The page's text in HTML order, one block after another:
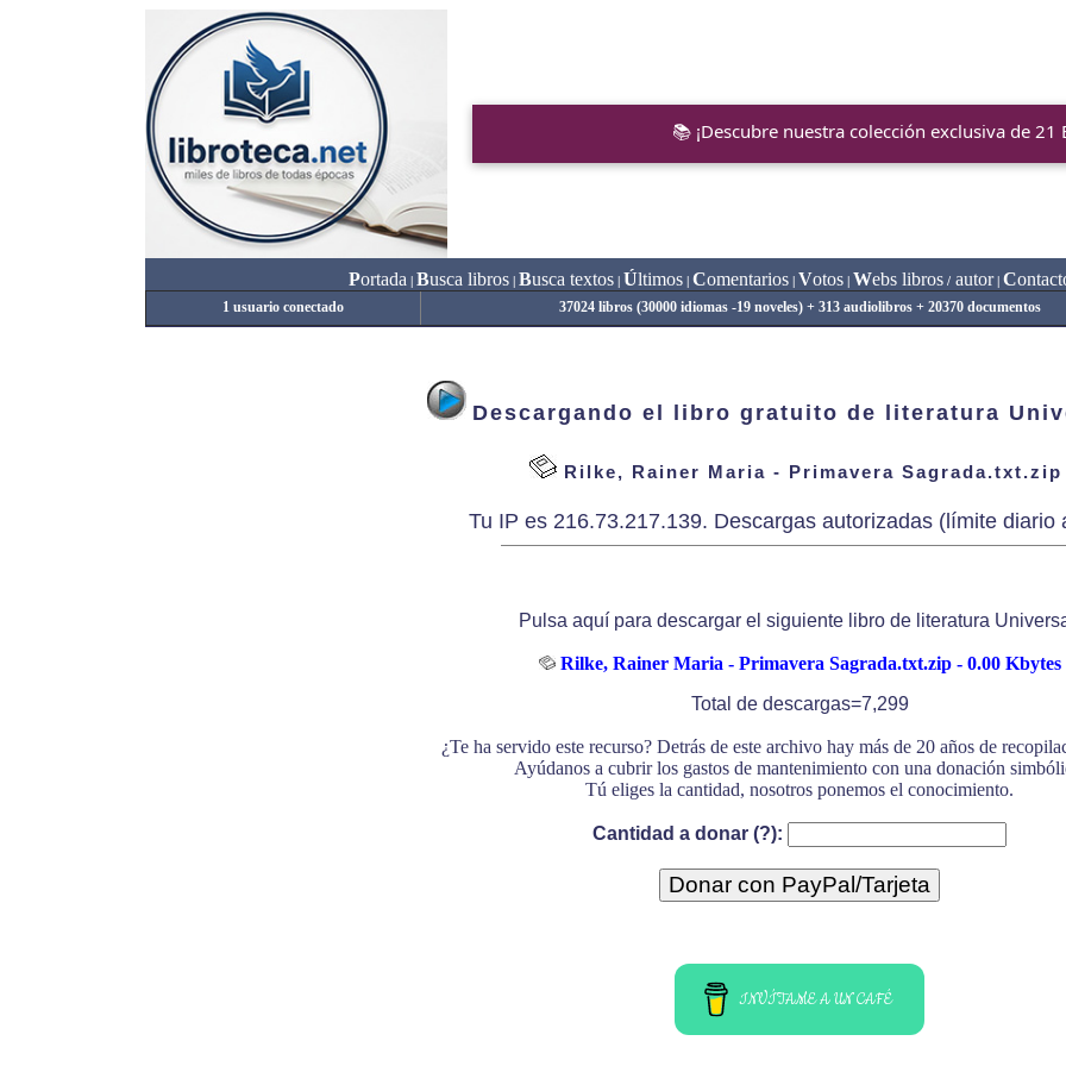
📚 ¡Descubre nuestra colección exclusiva de 21
Portada Busca libros| Busca textos| Últimos| Comentarios| Votos| Webs libros/autor| C
1 usuario conectado 37024 libros (30000 idiomas -19 noveles) + 313 audiolibros + 20370 documentos
Descargando el libro gratuito de literatura
Rilke, Rainer Maria - Primavera Sagrada.txt.zip
Tu IP es 216.73.217.139. Descargas autorizadas (límite diario
Pulsa aquí para descargar el siguiente libro de literatura
Rilke, Rainer Maria - Primavera Sagrada.txt.zip - 0.00 Kbytes
Total de descargas=7,299
¿Te ha servido este recurso? Detrás de este archivo hay más de 20 años de
Ayúdanos a cubrir los gastos de mantenimiento con una donación
Tú eliges la cantidad, nosotros ponemos el conocimiento.
Cantidad a donar (?):
INVÍTAME A UN CAFÉ